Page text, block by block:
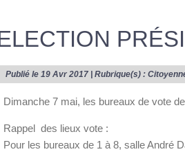
Publié le 19 Avr 2017 | Rubrique(s) :
Dimanche 7 mai, les bureaux de vote
Rappel des lieux vote :
Pour les bureaux de 1 à 8, salle André